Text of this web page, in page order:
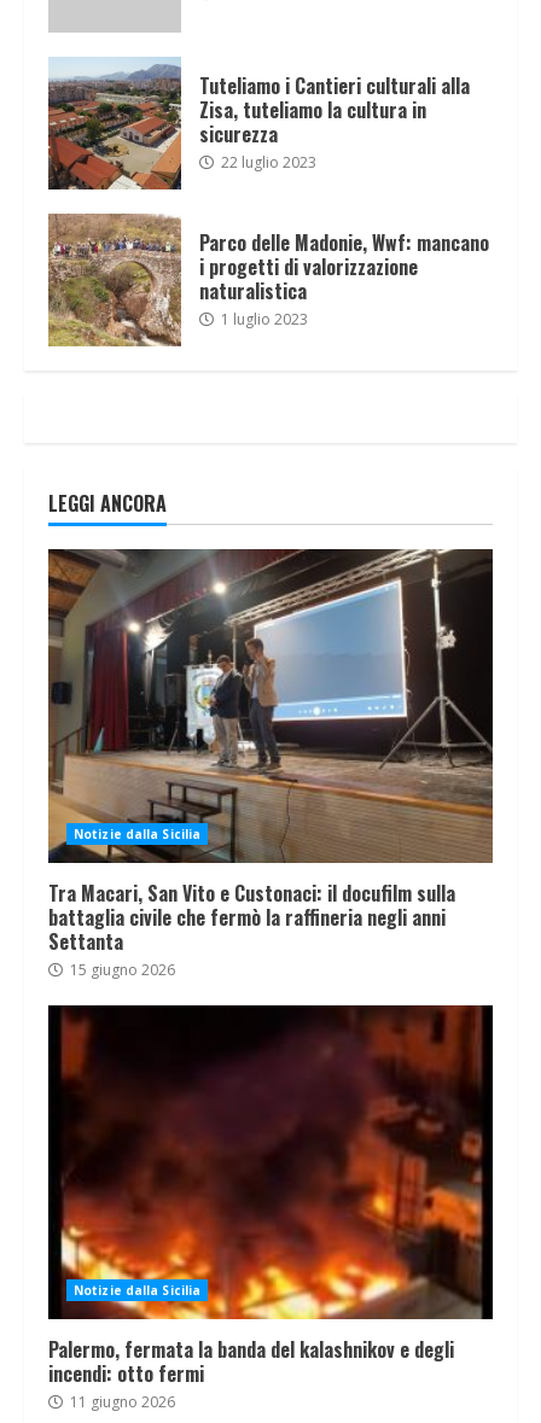
Tuteliamo i Cantieri culturali alla
Zisa, tuteliamo la cultura in
sicurezza
22 luglio 2023
Parco delle Madonie, Wwf: mancano
i progetti di valorizzazione
naturalistica
1 luglio 2023
LEGGI ANCORA
Notizie dalla Sicilia
Tra Macari, San Vito e Custonaci: il docufilm sulla
battaglia civile che fermò la raffineria negli anni
Settanta
15 giugno 2026
Notizie dalla Sicilia
Palermo, fermata la banda del kalashnikov e degli
incendi: otto fermi
11 giugno 2026